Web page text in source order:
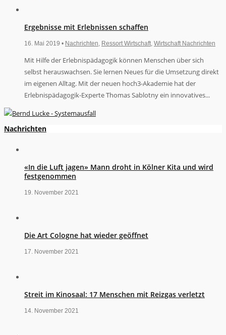
Ergebnisse mit Erlebnissen schaffen
16. Mai 2019 • Nachrichten Ressort Wirtschaft Wirtschaft Nachrichten
Mit Hilfe der Erlebnispädagogik können Menschen über sich
selbst herauswachsen. Sie lernen Neues für die Umsetzung direkt
im eigenen Alltag. Mit der neuen hoch3-Akademie hat der
Erlebnispädagogik-Experte Thomas Sablotny ein innovatives...
Nachrichten
«In die Luft jagen» Mann droht in Kölner Kita und wird
festgenommen
19. November 2021
Die Art Cologne hat wieder geöffnet
17. November 2021
Streit im Kinosaal: 17 Menschen mit Reizgas verletzt
14. November 2021